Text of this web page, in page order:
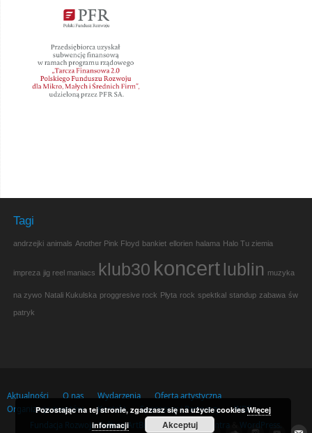
Tagi
andrzejki animals Another Pink Floyd bankiet ellorien halama Halo Tu ziemia
impreza jig reel maniacs klub30 koncert lublin muzyka
na zywo Natali Kukulska proggresive rock Płyta rock spektkal standup zabawa św
patryk
Aktualności O nas Wydarzenia
Oferta artystyczna
Organizacja eventów
Kontakt Sponsorzy i Partnerzy
WDF
Fundacja Rozwoju Kultury ArtBiz
| Powered by Mantra WordPress.
Pozostając na tej stronie, zgadzasz się na użycie cookiesWięcej
informacji
Akceptuj